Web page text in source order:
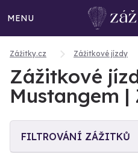
MENU
Zážitky.cz Zážitkové jízdy
Zážitkové
Mustangem |
FILTROVÁNÍ ZÁŽITKŮ